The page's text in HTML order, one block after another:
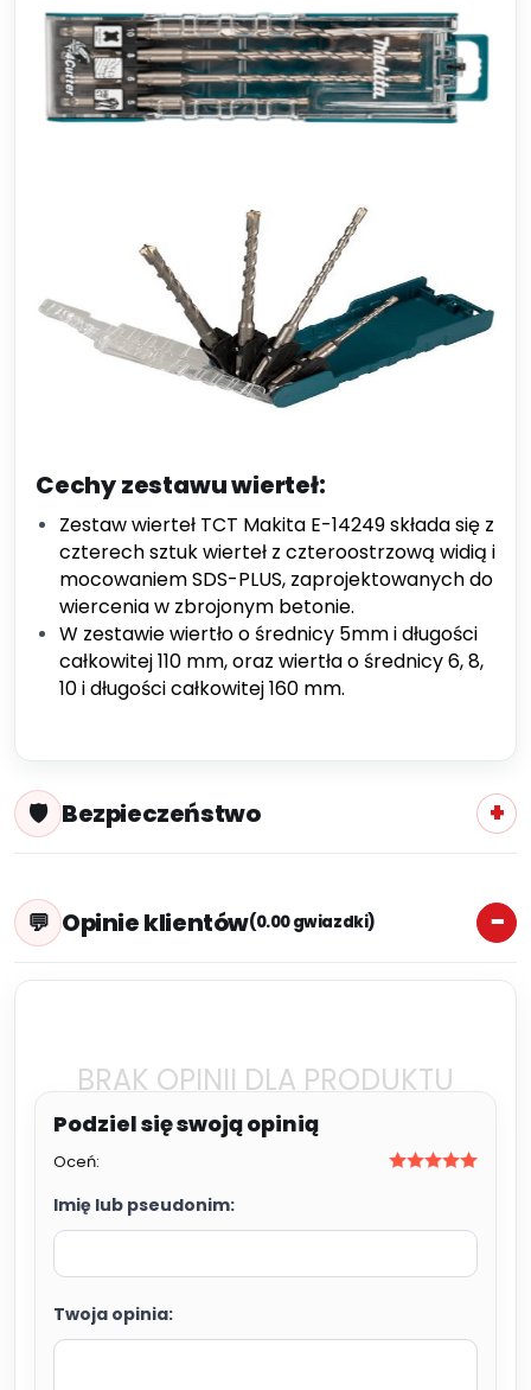
Cechy zestawu wierteł:
Zestaw wierteł TCT Makita E-14249 składa się z
czterech sztuk wierteł z czteroostrzową widią i
mocowaniem SDS-PLUS, zaprojektowanych do
wiercenia w zbrojonym betonie.
W zestawie wiertło o średnicy 5mm i długości
całkowitej 110 mm, oraz wiertła o średnicy 6, 8,
10 i długości całkowitej 160 mm.
Bezpieczeństwo
Opinie klientów(0.00 gwiazdki)
BRAK OPINII DLA PRODUKTU
Oceń:
Imię lub pseudonim:
Twoja opinia: